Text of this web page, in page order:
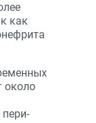
как
около
пери­